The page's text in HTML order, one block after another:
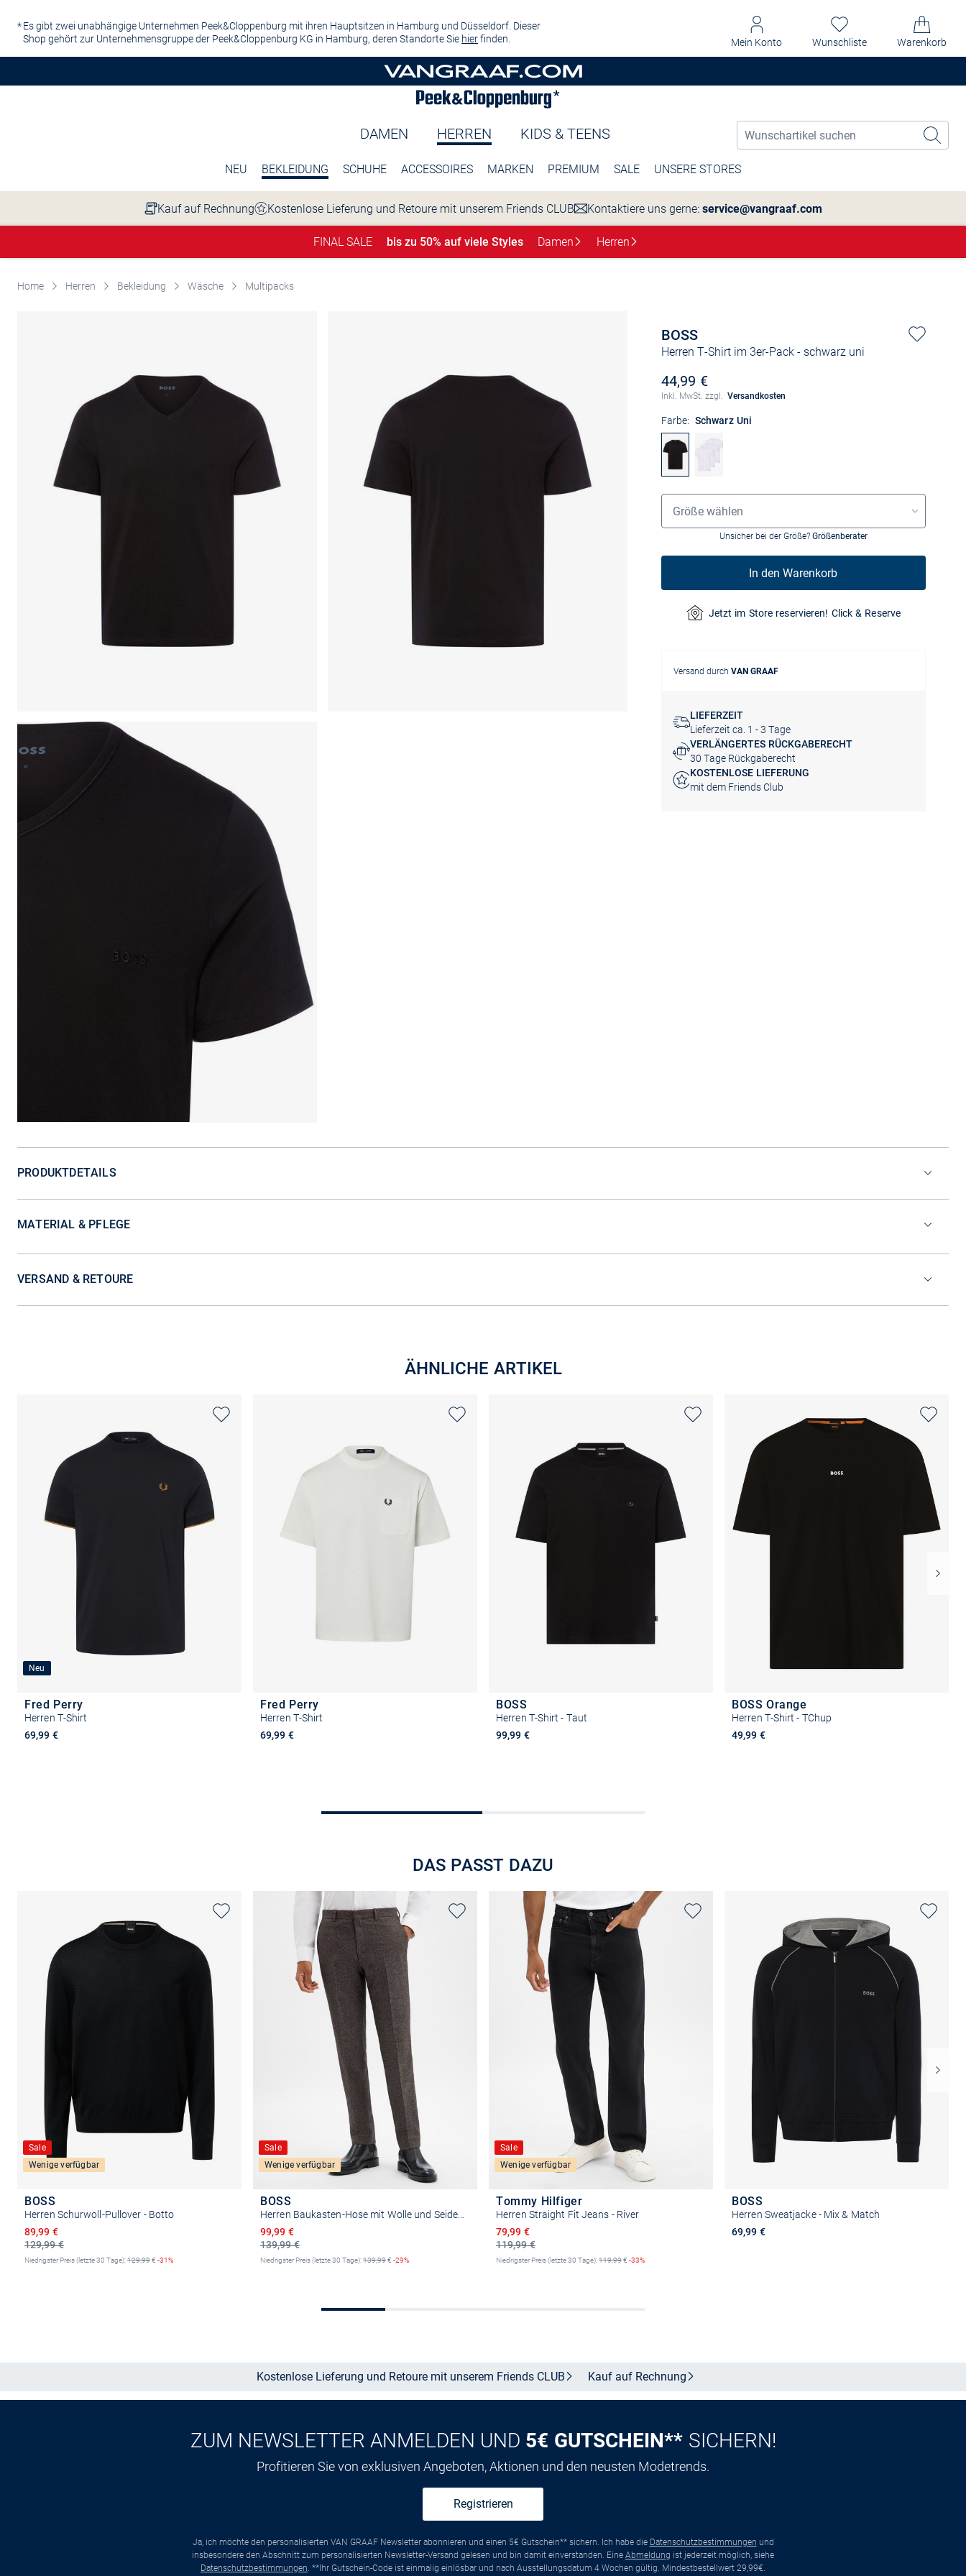
Es gibt zwei unabhängige Unternehmen Peek&Cloppenburg mit ihren Hauptsitzen in Hamburg und Düsseldorf. Dieser
Shop gehört zur Unternehmensgruppe der Peek&Cloppenburg KG in Hamburg, deren Standorte Sie hierfinden. Mein Konto Wunschliste Warenkorb
DAMEN HERREN KIDS & TEENS
NEU BEKLEIDUNG SCHUHE ACCESSOIRES MARKEN PREMIUM SALE UNSERE STORES
Kauf auf Rechnung Kostenlose Lieferung und Retoure mit unserem Friends CLUB Kontaktiere uns gerne: service@vangraaf.com
FINAL SALE bis zu 50% auf viele Styles Damen Herren
Home Herren Bekleidung Wäsche Multipacks
BOSS
Herren T-Shirt im 3er-Pack- schwarz uni
44,99 €
Inkl. MwSt. zzgl. Versandkosten
Farbe: Schwarz Uni
Größenauswahl
Größe wählen
Unsicher bei der Größe? Größenberater
In den Warenkorb
Jetzt im Store reservieren! Click & Reserve
Versand durch VAN GRAAF
LIEFERZEIT
Lieferzeit ca. 1 - 3 Tage
VERLÄNGERTES RÜCKGABERECHT
30 Tage Rückgaberecht
KOSTENLOSE LIEFERUNG
mit dem Friends Club
PRODUKTDETAILS
MATERIAL & PFLEGE
VERSAND & RETOURE
ÄHNLICHE ARTIKEL
Neu
Fred Perry
Herren T-Shirt
69,99 €
Fred Perry
Herren T-Shirt
69,99 €
Größe auswählen
BOSS
Herren T-Shirt - Taut
99,99 €
BOSS Orange
Herren T-Shirt - TChup
49,99 €
DAS PASST DAZU
Sale
Wenige verfügbar
BOSS
Herren Schurwoll-Pullover - Botto
129,99 €
Ermäßigter Preis
89,99 €
Niedrigster Preis (letzte 30 Tage):129,99€ -31%
Sale
Wenige verfügbar
BOSS
139,99 €
Ermäßigter Preis
99,99 €
Niedrigster Preis (letzte 30 Tage):139,99€ -29%
Sale
Wenige verfügbar
Tommy Hilfiger
Herren Straight Fit Jeans - River
119,99 €
Ermäßigter Preis
79,99 €
Niedrigster Preis (letzte 30 Tage):119,99€ -33%
BOSS
Herren Sweatjacke - Mix & Match
69,99 €
Kostenlose Lieferung und Retoure mit unserem Friends CLUB Kauf auf Rechnung
ZUM NEWSLETTER ANMELDEN UND 5€ GUTSCHEIN** SICHERN!
Profitieren Sie von exklusiven Angeboten, Aktionen und den neusten Modetrends.
Registrieren
Ja, ich möchte den personalisierten VAN GRAAF Newsletter abonnieren und einen 5€ Gutschein** sichern. Ich habe die Datenschutzbestimmungen und
insbesondere den Abschnitt zum personalisierten Newsletter-Versand gelesen und bin damit einverstanden. Eine Abmeldung ist jederzeit möglich, siehe
Datenschutzbestimmungen . **Ihr Gutschein-Code ist einmalig einlösbar und nach Ausstellungsdatum 4 Wochen gültig. Mindestbestellwert 29,99€.